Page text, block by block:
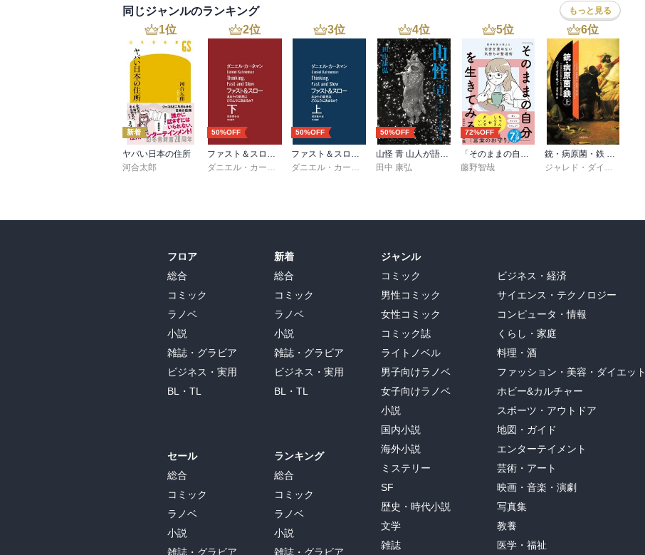
歴史の時点にいおいて、価値を生み出さないと天才とはいえないだろう。」と言っており、価値創造を伴うこと
を天才の条件としている。それも人類文化レベルの価値創造を成し遂げたことが条件のようだ。
著者による才能の分類に、「天才」「能才」「異才」「無才」「凡才」とあり、最初の３つはすぐれた才能をも
っているが、「天才」は人類文化レベルの新しい価値を生み出す者、「能才」は既存の価値を最大限に活用でき
たり、発展させたりできるような才能を持った者、「異才」は計算など特定分野で高い水準の仕事ができるが、
それが人類文化レベルの価値創造をもたらすかどうかとは別物というイメージだ。
「能才は天才になれない。能才は教育できるが、天才は教育ではつくられない」というカントの言葉が引用され
ているが、これからすると「天才」はやはり努力から生まれるものではなさそうだ。
没後など時間がたってから評価されることが多い。
「天才の考えは、多くの無知の人々からあざけられ、大衆から迫害されることが多いが、自分のめざすことにす
才の特徴である。」と著者はいう。
人類文化に影響を与えるレベルの新しい価値創造を行うのであれば、そういう現象は理解できる。凡人にはわか
ないということだ。
そのキーワードである「創造」の原動力を3点あげている。①意志的なもの（知能などの能力だけでない＝エネ
ルギー、情熱、執念、自信）、②特定の物事や人物に対する感情（怒り、恐れ、愛、憎しみなどにより思想や行
動が支配される＝体験感情的：コンプレックスが偉業を成し遂げさせるなど）、③愉快な気分（→憂鬱のときに
「天才」は、知能に情熱や執念を伴って、あるいはコンプレックスなどが引き金となって、爽快な気分の中で大
偉業を成し遂げた人物ということができる。
また調査では、いわゆる「天才」と呼ばれた人は、精神的に問題のある（あった）ものが多いようだ。アドラー
の「劣等感を持つ人間は神経症になるか、変質者になるか、またはこれに打ち勝って天才になるかである。」と
同じジャンルのランキング もっと見る
1位
新着
ヤバい日本の住所
河合太郎
2位
50%OFF
ファスト＆スロー （下）
ダニエル・カーネマン
,村井章子
3位
50%OFF
ファスト＆スロー （上）
ダニエル・カーネマン
,村井章子
4位
50%OFF
山怪 青 山人が語る不思議な話
田中 康弘
5位
72%OFF
「そのままの自分」を生きてみる 精神科医が教える自分を責めない気持ちの整理術 (特装版)
藤野智哉
6位
銃・病原菌・鉄 上巻
ジャレド・ダイアモンド
フロア
総合
コミック
ラノベ
小説
雑誌・グラビア
ビジネス・実用
BL・TL
セール
総合
コミック
ラノベ
小説
雑誌・グラビア
新着
総合
コミック
ラノベ
小説
雑誌・グラビア
ビジネス・実用
BL・TL
ランキング
総合
コミック
ラノベ
小説
雑誌・グラビア
ジャンル
コミック
男性コミック
女性コミック
コミック誌
ライトノベル
男子向けラノベ
女子向けラノベ
小説
国内小説
海外小説
ミステリー
SF
歴史・時代小説
文学
雑誌
ビジネス・経済
サイエンス・テクノロジー
コンピュータ・情報
くらし・家庭
料理・酒
ファッション・美容・ダイエット
ホビー&カルチャー
スポーツ・アウトドア
地図・ガイド
エンターテイメント
芸術・アート
映画・音楽・演劇
写真集
教養
医学・福祉